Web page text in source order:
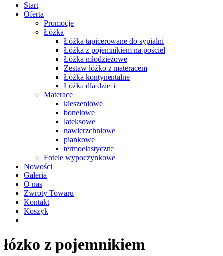
Start
Oferta
Promocje
Łóżka
Łóżka tapicerowane do sypialni
Łóżka z pojemnikiem na pościel
Łóżka młodzieżowe
Zestaw łóżko z materacem
Łóżka kontynentalne
Łóżka dla dzieci
Materace
kieszeniowe
bonelowe
lateksowe
nawierzchniowe
piankowe
termoelastyczne
Fotele wypoczynkowe
Nowości
Galeria
O nas
Zwroty Towaru
Kontakt
Koszyk
łózko z pojemnikiem